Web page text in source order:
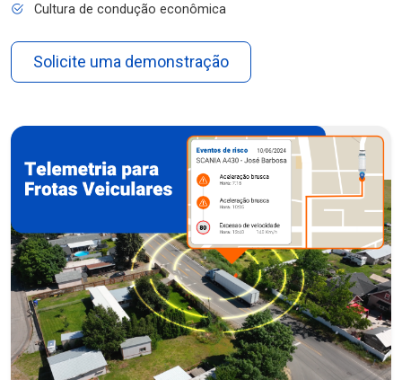
Cultura de condução econômica
Solicite uma demonstração